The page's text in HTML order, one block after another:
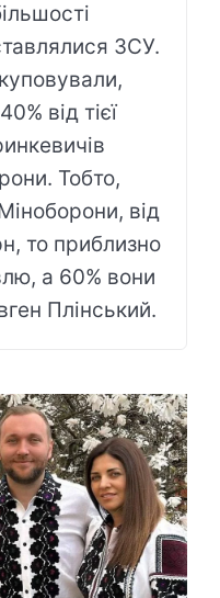
ЗСУ.
від тієї
Тобто,
від
то приблизно
а 60% вони
Плінський.